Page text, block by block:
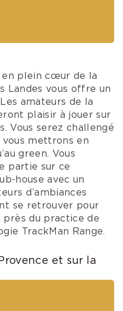
en plein cœur de la
Landes vous offre un
amateurs de la
plaisir à jouer sur
Vous serez challengé
vous mettrons en
green. Vous
partie sur ce
house avec un
d’ambiances
se retrouver pour
près du practice de
TrackMan Range.
et sur la